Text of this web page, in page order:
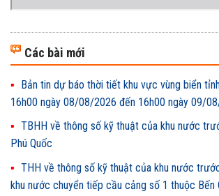
Các bài mới
Bản tin dự báo thời tiết khu vực vùng biển
16h00 ngày 08/08/2026 đến 16h00 ngày 09/
TBHH về thông số kỹ thuật của khu nước
Phú Quốc
THH về thông số kỹ thuật của khu nước
khu nước chuyển tiếp cầu cảng số 1 thuộc Bến